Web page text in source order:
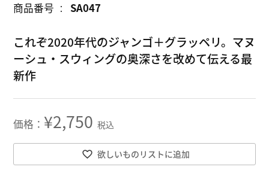
商品番号 SA047
これぞ2020年代のジャンゴ＋グラッペリ。マヌ
ーシュ・スウィングの奥深さを改めて伝える最
新作
¥2,750 税込
欲しいものリストに追加